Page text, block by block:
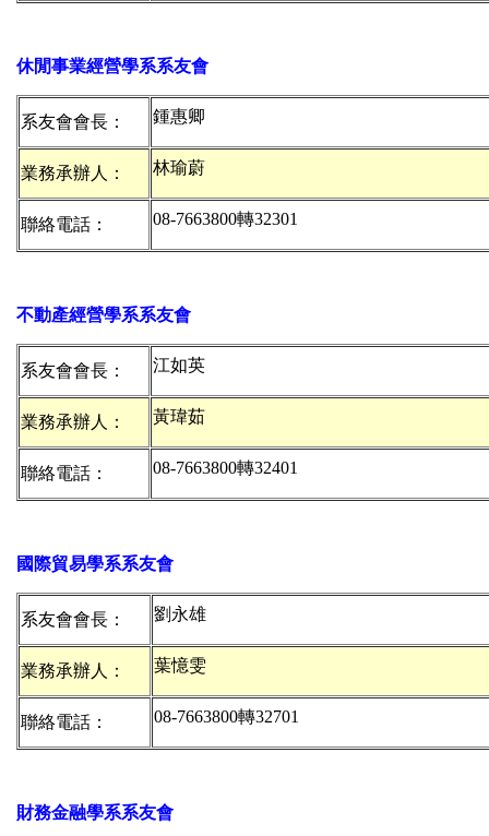
休閒事業經營學系系友會
系友會會長： 鍾惠卿
業務承辦人： 林瑜蔚
聯絡電話： 08-7663800
不動產經營學系系友會
系友會會長： 江如英
業務承辦人： 黃瑋茹
聯絡電話： 08-7663800
國際貿易學系系友會
系友會會長： 劉永雄
業務承辦人： 葉憶雯
聯絡電話： 08-7663800
財務金融學系系友會